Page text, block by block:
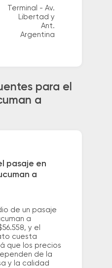
Terminal - Av.
Libertad y
Ant.
Argentina
para el
a
pasaje en
a
de un pasaje
a
y el
cuesta
que los precios
de la
y la calidad